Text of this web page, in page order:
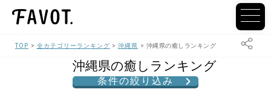
TOP 全カテゴリーランキング 沖縄県 沖縄県の癒しランキング
沖縄県の癒しランキング
条件の絞り込み